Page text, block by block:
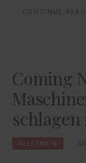
Coming
ALLGEMEIN